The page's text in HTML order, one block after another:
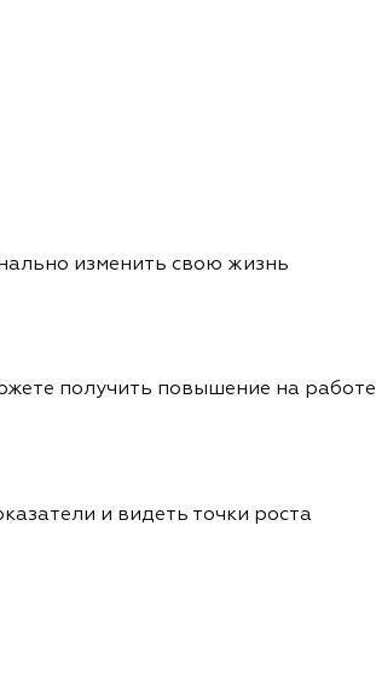
изменить свою жизнь
получить повышение на работе
и видеть точки роста